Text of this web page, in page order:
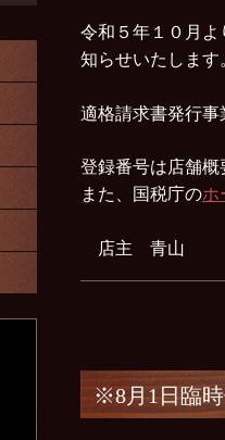
令和５年１０月
知らせいたします
適格請求書発行
登録番号は店舗
また、国税庁のホ
店主 青山
※8月1日臨